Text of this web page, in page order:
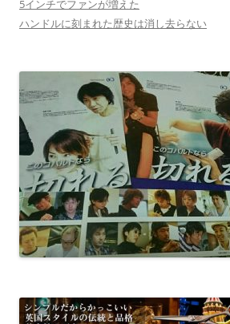
5インチでファンが増えた
ハンドルに刻まれた歴史は消し去らない